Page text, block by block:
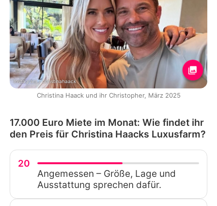
Instagram / christinahaack
Christina Haack und ihr Christopher, März 2025
17.000 Euro Miete im Monat: Wie findet ihr
den Preis für Christina Haacks Luxusfarm?
20
Angemessen – Größe, Lage und
Ausstattung sprechen dafür.